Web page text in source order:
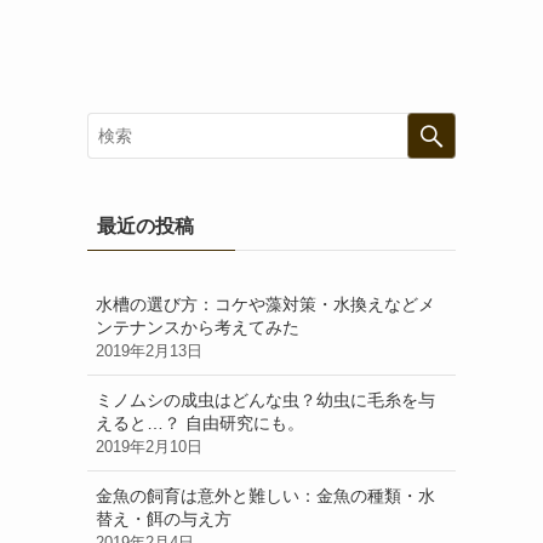
最近の投稿
水槽の選び方：コケや藻対策・水換えなどメ
ンテナンスから考えてみた
2019年2月13日
ミノムシの成虫はどんな虫？幼虫に毛糸を与
えると…？ 自由研究にも。
2019年2月10日
金魚の飼育は意外と難しい：金魚の種類・水
替え・餌の与え方